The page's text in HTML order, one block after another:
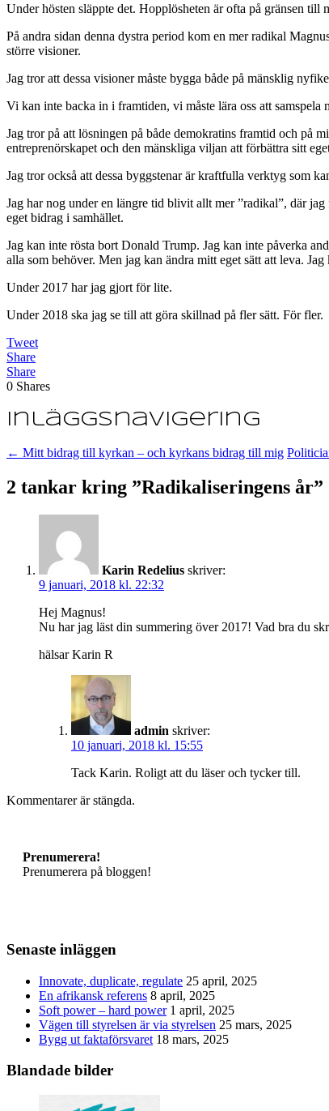
Under hösten släppte det. Hopplösheten är ofta på gränsen
På andra sidan denna dystra period kom en mer radikal
större visioner.
Jag tror att dessa visioner måste bygga både på mänsklig
Vi kan inte backa in i framtiden, vi måste lära oss att
Jag tror på att lösningen på både demokratins framtid och på
entreprenörskapet och den mänskliga viljan att förbättra sitt
Jag tror också att dessa byggstenar är kraftfulla verktyg som
Jag har nog under en längre tid blivit allt mer ”radikal”, där
eget bidrag i samhället.
Jag kan inte rösta bort Donald Trump. Jag kan inte påverka
alla som behöver. Men jag kan ändra mitt eget sätt att leva.
Under 2017 har jag gjort för lite.
Under 2018 ska jag se till att göra skillnad på fler sätt. För fler.
Tweet
Share
Share
0 Shares
Inläggsnavigering
← Mitt bidrag till kyrkan – och kyrkans bidrag till mig
2 tankar kring ”Radikaliseringens år”
Karin Redelius skriver:
9 januari, 2018 kl. 22:32
Hej Magnus!
Nu har jag läst din summering över 2017! Vad bra du
hälsar Karin R
admin skriver:
10 januari, 2018 kl. 15:55
Tack Karin. Roligt att du läser och tycker till.
Kommentarer är stängda.
Prenumerera!
Prenumerera på bloggen!
Senaste inläggen
Innovate, duplicate, regulate 25 april, 2025
En afrikansk referens 8 april, 2025
Soft power – hard power 1 april, 2025
Vägen till styrelsen är via styrelsen 25 mars, 2025
Bygg ut faktaförsvaret 18 mars, 2025
Blandade bilder